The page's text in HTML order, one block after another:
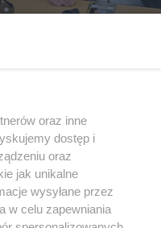
oraz inne
dostęp i
oraz
jak unikalne
wysyłane przez
w celu zapewniania